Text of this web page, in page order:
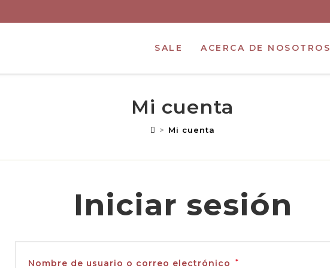
SALE ACERCA DE NOSOTROS
Mi cuenta
> Mi cuenta
Iniciar sesión
Nombre de usuario o correo electrónico *